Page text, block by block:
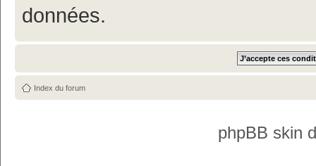
données.
Index du forum
phpBB skin